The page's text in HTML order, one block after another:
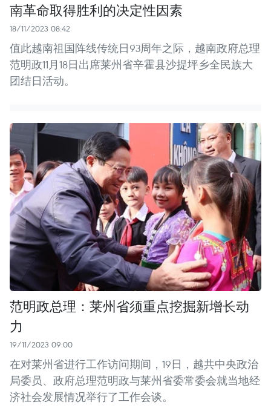
南革命取得胜利的决定性因素
18/11/2023 08:42
值此越南祖国阵线传统日93周年之际，越南政府总理
范明政11月18日出席莱州省辛霍县沙提坪乡全民族大
团结日活动。
范明政总理：莱州省须重点挖掘新增长动
力
19/11/2023 09:00
在对莱州省进行工作访问期间，19日，越共中央政治
局委员、政府总理范明政与莱州省委常委会就当地经
济社会发展情况举行了工作会谈。